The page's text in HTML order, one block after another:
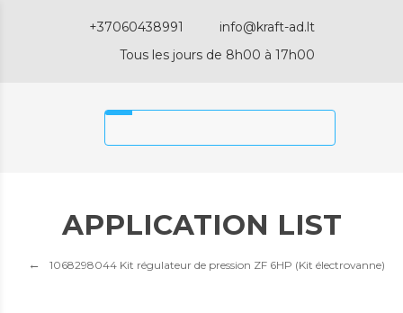
+37060438991
info@kraft-ad.lt
Tous les jours de 8h00 à 17h00
APPLICATION LIST
1068298044 Kit régulateur de pression ZF 6HP (Kit électrovanne)